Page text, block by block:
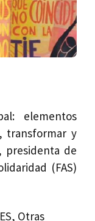
elementos
transformar y
presidenta de
(FAS)
, Otras